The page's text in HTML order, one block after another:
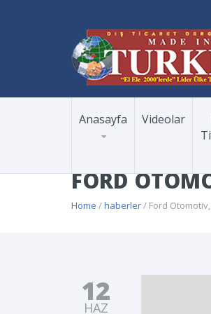
Anasayfa Videolar
FORD
Home /haberler/ Ford
12
HAZ